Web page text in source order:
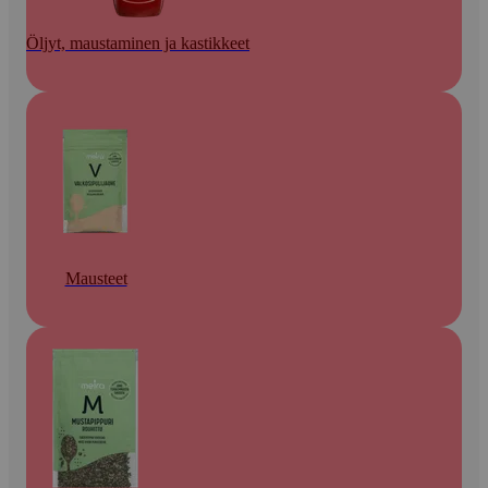
Öljyt, maustaminen ja kastikkeet
Mausteet